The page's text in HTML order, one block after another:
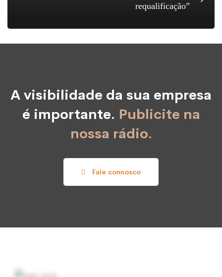
requalificação”
A visibilidade da sua empresa
é importante. Publicite na
nossa rádio.
Fale connosco